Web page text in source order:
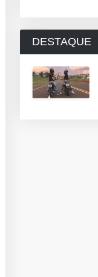
DESTAQUE